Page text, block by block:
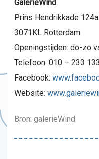
GalerieWind
Prins Hendrikkade 124a
3071KL Rotterdam
Openingstijden: do-zo
Telefoon: 010 – 233
Facebook:
Website:
Bron: galerieWind